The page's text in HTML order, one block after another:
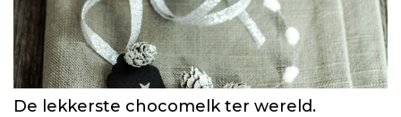
De lekkerste chocomelk ter wereld.